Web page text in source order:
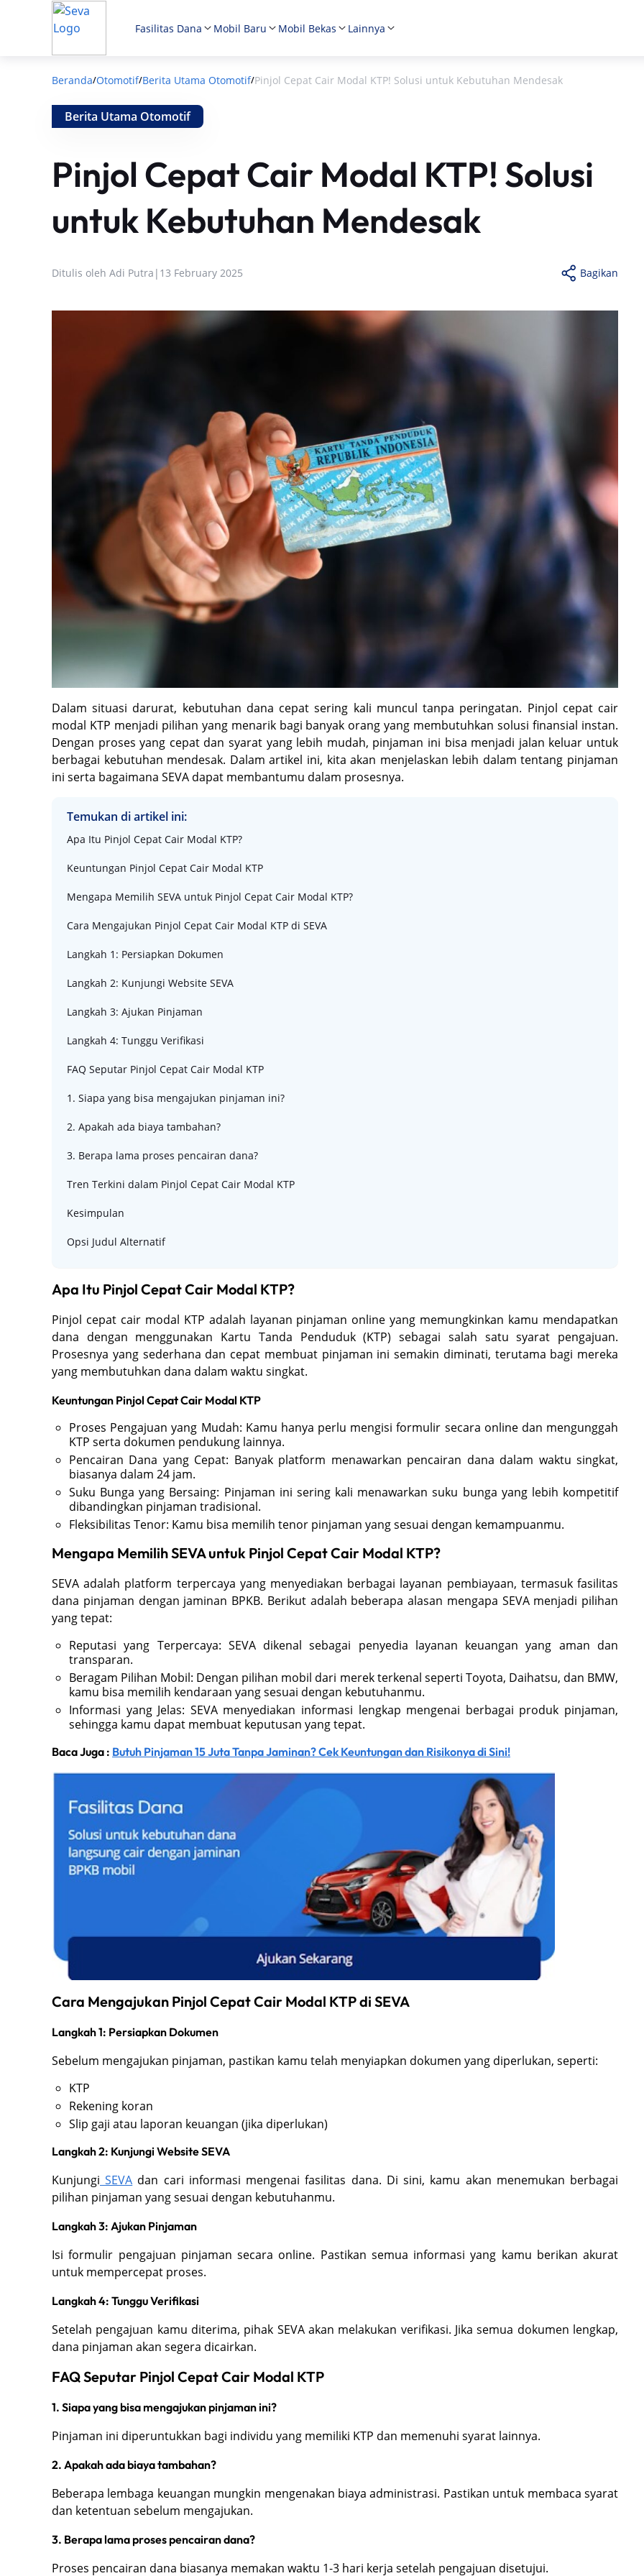
Fasilitas Dana Mobil Baru Mobil Bekas Lainnya
Beranda/Otomotif/Berita Utama Otomotif/Pinjol Cepat Cair Modal KTP! Solusi untuk Kebutuhan Mendesak
Berita Utama Otomotif
Pinjol Cepat Cair Modal KTP! Solusi
untuk Kebutuhan Mendesak
Ditulis oleh Adi Putra | 13 February 2025 Bagikan
Dalam situasi darurat, kebutuhan dana cepat sering kali muncul tanpa peringatan. Pinjol cepat cair
modal KTP menjadi pilihan yang menarik bagi banyak orang yang membutuhkan solusi finansial instan.
Dengan proses yang cepat dan syarat yang lebih mudah, pinjaman ini bisa menjadi jalan keluar untuk
berbagai kebutuhan mendesak. Dalam artikel ini, kita akan menjelaskan lebih dalam tentang pinjaman
ini serta bagaimana SEVA dapat membantumu dalam prosesnya.
Temukan di artikel ini:
Apa Itu Pinjol Cepat Cair Modal KTP?
Keuntungan Pinjol Cepat Cair Modal KTP
Mengapa Memilih SEVA untuk Pinjol Cepat Cair Modal KTP?
Cara Mengajukan Pinjol Cepat Cair Modal KTP di SEVA
Langkah 1: Persiapkan Dokumen
Langkah 2: Kunjungi Website SEVA
Langkah 3: Ajukan Pinjaman
Langkah 4: Tunggu Verifikasi
FAQ Seputar Pinjol Cepat Cair Modal KTP
1. Siapa yang bisa mengajukan pinjaman ini?
2. Apakah ada biaya tambahan?
3. Berapa lama proses pencairan dana?
Tren Terkini dalam Pinjol Cepat Cair Modal KTP
Kesimpulan
Opsi Judul Alternatif
Apa Itu Pinjol Cepat Cair Modal KTP?
Pinjol cepat cair modal KTP adalah layanan pinjaman online yang memungkinkan kamu mendapatkan
dana dengan menggunakan Kartu Tanda Penduduk (KTP) sebagai salah satu syarat pengajuan.
Prosesnya yang sederhana dan cepat membuat pinjaman ini semakin diminati, terutama bagi mereka
yang membutuhkan dana dalam waktu singkat.
Keuntungan Pinjol Cepat Cair Modal KTP
Proses Pengajuan yang Mudah: Kamu hanya perlu mengisi formulir secara online dan mengunggah
KTP serta dokumen pendukung lainnya.
Pencairan Dana yang Cepat: Banyak platform menawarkan pencairan dana dalam waktu singkat,
biasanya dalam 24 jam.
Suku Bunga yang Bersaing: Pinjaman ini sering kali menawarkan suku bunga yang lebih kompetitif
dibandingkan pinjaman tradisional.
Fleksibilitas Tenor: Kamu bisa memilih tenor pinjaman yang sesuai dengan kemampuanmu.
Mengapa Memilih SEVA untuk Pinjol Cepat Cair Modal KTP?
SEVA adalah platform terpercaya yang menyediakan berbagai layanan pembiayaan, termasuk fasilitas
dana pinjaman dengan jaminan BPKB. Berikut adalah beberapa alasan mengapa SEVA menjadi pilihan
yang tepat:
Reputasi yang Terpercaya: SEVA dikenal sebagai penyedia layanan keuangan yang aman dan
transparan.
Beragam Pilihan Mobil: Dengan pilihan mobil dari merek terkenal seperti Toyota, Daihatsu, dan BMW,
kamu bisa memilih kendaraan yang sesuai dengan kebutuhanmu.
Informasi yang Jelas: SEVA menyediakan informasi lengkap mengenai berbagai produk pinjaman,
sehingga kamu dapat membuat keputusan yang tepat.
Baca Juga : Butuh Pinjaman 15 Juta Tanpa Jaminan? Cek Keuntungan dan Risikonya di Sini!
Cara Mengajukan Pinjol Cepat Cair Modal KTP di SEVA
Langkah 1: Persiapkan Dokumen
Sebelum mengajukan pinjaman, pastikan kamu telah menyiapkan dokumen yang diperlukan, seperti:
KTP
Rekening koran
Slip gaji atau laporan keuangan (jika diperlukan)
Langkah 2: Kunjungi Website SEVA
Kunjungi SEVA dan cari informasi mengenai fasilitas dana. Di sini, kamu akan menemukan berbagai
pilihan pinjaman yang sesuai dengan kebutuhanmu.
Langkah 3: Ajukan Pinjaman
Isi formulir pengajuan pinjaman secara online. Pastikan semua informasi yang kamu berikan akurat
untuk mempercepat proses.
Langkah 4: Tunggu Verifikasi
Setelah pengajuan kamu diterima, pihak SEVA akan melakukan verifikasi. Jika semua dokumen lengkap,
dana pinjaman akan segera dicairkan.
FAQ Seputar Pinjol Cepat Cair Modal KTP
1. Siapa yang bisa mengajukan pinjaman ini?
Pinjaman ini diperuntukkan bagi individu yang memiliki KTP dan memenuhi syarat lainnya.
2. Apakah ada biaya tambahan?
Beberapa lembaga keuangan mungkin mengenakan biaya administrasi. Pastikan untuk membaca syarat
dan ketentuan sebelum mengajukan.
3. Berapa lama proses pencairan dana?
Proses pencairan dana biasanya memakan waktu 1-3 hari kerja setelah pengajuan disetujui.